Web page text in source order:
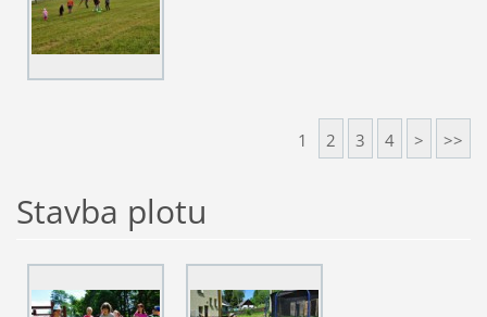
1 2 3 4 > >>
Stavba plotu